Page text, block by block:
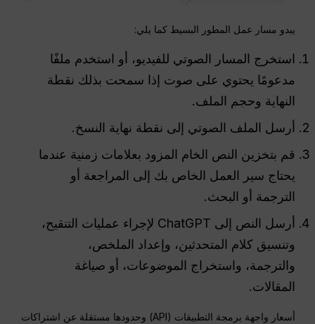
يبدو مسار عمل المطور البسيط كما يلي:
استخرج المسار الصوتي للفيديو، أو استخدم ملفًا
مدعومًا يحتوي على صوت إذا سمحت بذلك نقطة
النهاية وحجم الملف.
أرسل الملف الصوتي إلى نقطة نهاية النسخ.
قم بتخزين النص الخام المزود بعلامات زمنية عندما
يحتاج سير العمل الخاص بك إلى المراجعة أو
الترجمة أو البحث.
أرسل النص إلى ChatGPT لإجراء عمليات التنقيح،
وتنسيق كلام المتحدثين، وإعداد الملخص،
والترجمة، واستخراج الموضوعات، أو صياغة
المقالات.
أسعار واجهة برمجة التطبيقات (API) وحدودها مستقلة عن اشتراكات